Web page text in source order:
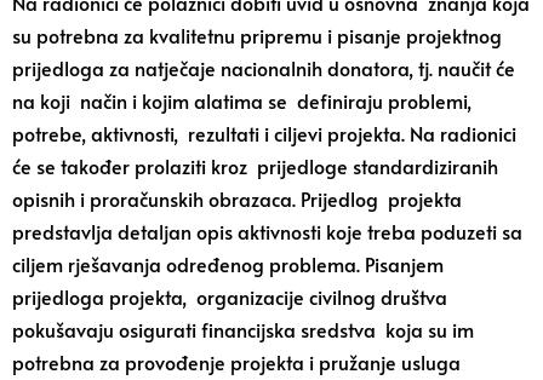
su potrebna za kvalitetnu pripremu i pisanje projektnog
prijedloga za natječaje nacionalnih donatora, tj. naučit će
na koji način i kojim alatima se definiraju problemi,
potrebe, aktivnosti, rezultati i ciljevi projekta. Na radionici
će se također prolaziti kroz prijedloge standardiziranih
opisnih i proračunskih obrazaca. Prijedlog projekta
predstavlja detaljan opis aktivnosti koje treba poduzeti sa
ciljem rješavanja određenog problema. Pisanjem
prijedloga projekta, organizacije civilnog društva
pokušavaju osigurati financijska sredstva koja su im
potrebna za provođenje projekta i pružanje usluga